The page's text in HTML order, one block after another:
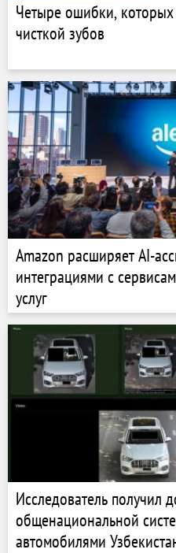
Четыре ошибки, которых
чисткой зубов
Amazon расширяет AI-
интеграциями с
услуг
Исследователь получил
общенациональной
автомобилями